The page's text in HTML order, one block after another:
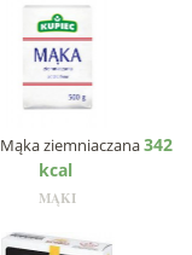
Mąka ziemniaczana342
kcal
MĄKI